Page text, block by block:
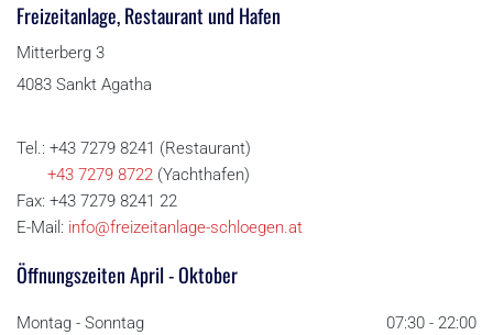
Freizeitanlage, Restaurant und Hafen
Mitterberg 3
4083 Sankt Agatha
Tel.: +43 7279 8241 (Restaurant)
+43 7279 8722 (Yachthafen)
Fax: +43 7279 8241 22
E-Mail: info@freizeitanlage-schloegen.at
Öffnungszeiten April - Oktober
Montag - Sonntag 07:30 - 22:00